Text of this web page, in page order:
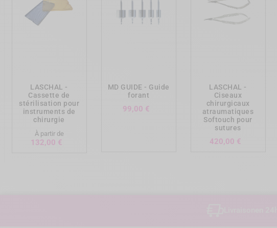
LASCHAL -
Cassette de
stérilisation pour
instruments de
chirurgie
À partir de
132,00 €
MD GUIDE - Guide
forant
99,00 €
LASCHAL -
Ciseaux
chirurgicaux
atraumatiques
Softouch pour
sutures
420,00 €